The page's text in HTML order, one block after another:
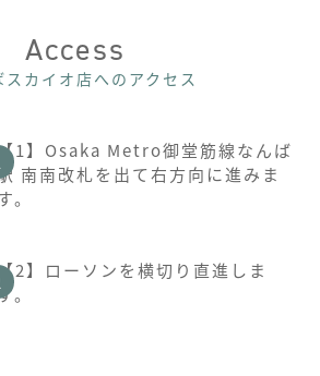
Access
スカイオ店へのアクセス
1】Osaka Metro御堂筋線なんば
南南改札を出て右方向に進みま
。
2】ローソンを横切り直進しま
。